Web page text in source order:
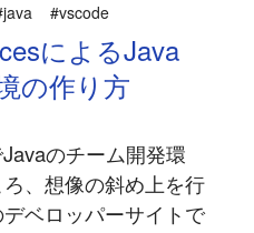
#vscode
によるJava
の作り方
のチーム開発環
、想像の斜め上を行
ベロッパーサイトで